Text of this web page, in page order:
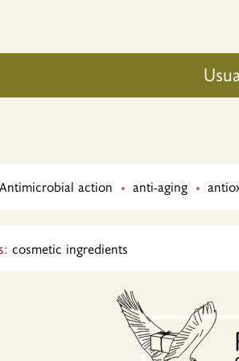
Antimicrobial action anti-aging
cosmetic ingredients